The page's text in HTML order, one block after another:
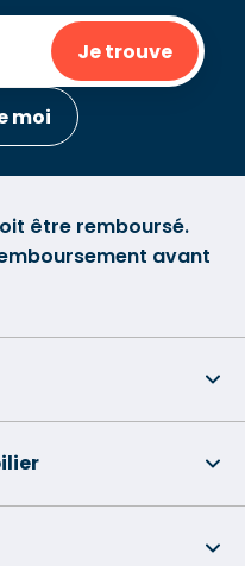
Je trouve
moi
être remboursé.
avant